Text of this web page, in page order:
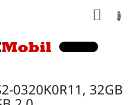
0320K0R11, 32GB